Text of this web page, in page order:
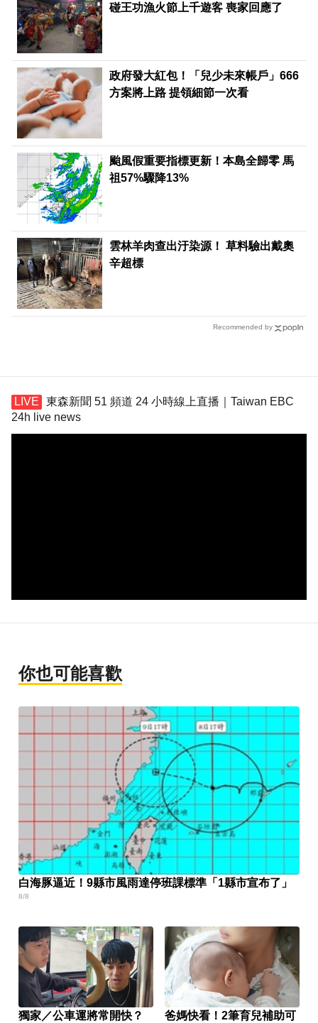
碰王功漁火節上千遊客 喪家回應了
政府發大紅包！「兒少未來帳戶」666
方案將上路 提領細節一次看
颱風假重要指標更新！本島全歸零 馬
祖57%驟降13%
雲林羊肉查出汙染源！ 草料驗出戴奧
辛超標
Recommended by
東森新聞 51 頻道 24 小時線上直播｜Taiwan EBC
24h live news
你也可能喜歡
白海豚逼近！9縣市風雨達停班課標準「1縣市宣布了」
8/8
獨家／公車運將常開快？
爸媽快看！2筆育兒補助可